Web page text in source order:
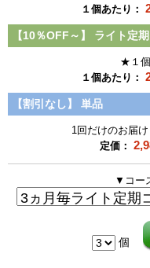
１個あたり：
【10％OFF～】 ライト定
★１
１個あたり：
【割引なし】 単品
1回だけのお届
定価：
▼コー
個